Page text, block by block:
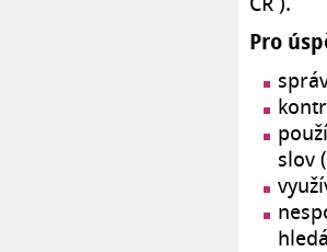
Pro
slov